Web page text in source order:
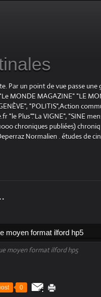
Par un point de vue passe
MONDE MAGAZINE" "LE
"POLITIS",Action
"le Plus"."La VIGNE", "SINE
chroniques publiées)
Normalien . études de
moyen format ilford hp5
0